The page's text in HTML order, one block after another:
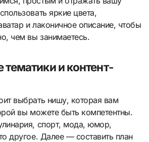
яркие цвета,
и лаконичное описание, чтобы
чем вы занимаетесь.
и контент-
выбрать нишу, которая вам
вы можете быть компетентны.
спорт, мода, юмор,
другое. Далее — составить план